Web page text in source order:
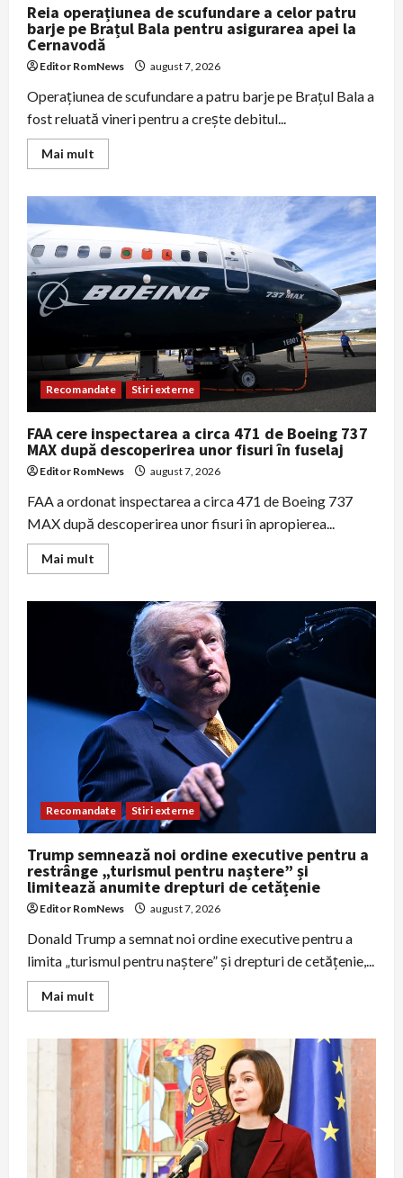
Reia operațiunea de scufundare a celor patru
barje pe Brațul Bala pentru asigurarea apei la
Cernavodă
Editor RomNews august 7, 2026
Operațiunea de scufundare a patru barje pe Brațul Bala a
fost reluată vineri pentru a crește debitul...
Mai mult
more
operațiunea
de
scufundare
celor
patru
barje
pe
Brațul
pentru
apei
la
Cernavodă
Recomandate Stiri externe
FAA cere inspectarea a circa 471 de Boeing 737
MAX după descoperirea unor fisuri în fuselaj
Editor RomNews august 7, 2026
FAA a ordonat inspectarea a circa 471 de Boeing 737
MAX după descoperirea unor fisuri în apropierea...
Mai mult
more
inspectarea
MAX
după
descoperirea
unor
fisuri
în
fuselaj
Recomandate Stiri externe
Trump semnează noi ordine executive pentru a
restrânge „turismul pentru naștere” și
limitează anumite drepturi de cetățenie
Editor RomNews august 7, 2026
Donald Trump a semnat noi ordine executive pentru a
limita „turismul pentru naștere” și drepturi de cetățenie,...
Mai mult
more
semnează
ordine
executive
pentru
restrânge
„turismul
pentru
naștere”